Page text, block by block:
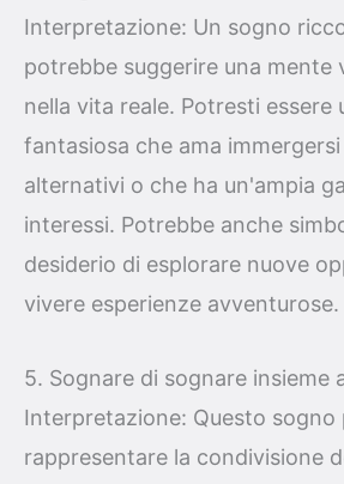
Interpretazione: Un sogno
potrebbe suggerire una mente
nella vita reale. Potresti essere
fantasiosa che ama
alternativi o che ha un'ampia
interessi. Potrebbe anche
desiderio di esplorare nuove
vivere esperienze avventurose.
5. Sognare di sognare insieme
Interpretazione: Questo sogno
rappresentare la condivisione